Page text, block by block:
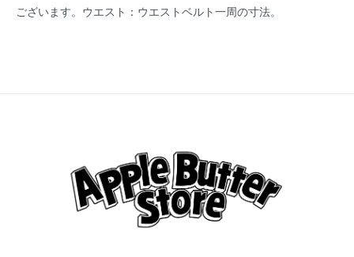
ございます。ウエスト：ウエストベルト一周の寸法。